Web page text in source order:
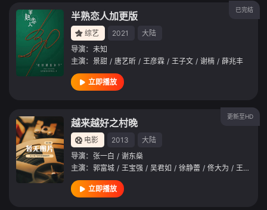
已完结
半熟恋人加更版
综艺 2021
大陆
导演： 未知
主演： 景甜 / 唐艺昕 / 王彦霖 / 王子文 / 谢楠 / 薛兆丰
立即播放
更新至HD
越来越好之村晚
电影 2013
大陆
导演： 张一白 / 谢东燊
主演： 郭富城 / 王宝强 / 吴君如 / 徐静蕾 / 佟大为 / 王珞丹
立即播放